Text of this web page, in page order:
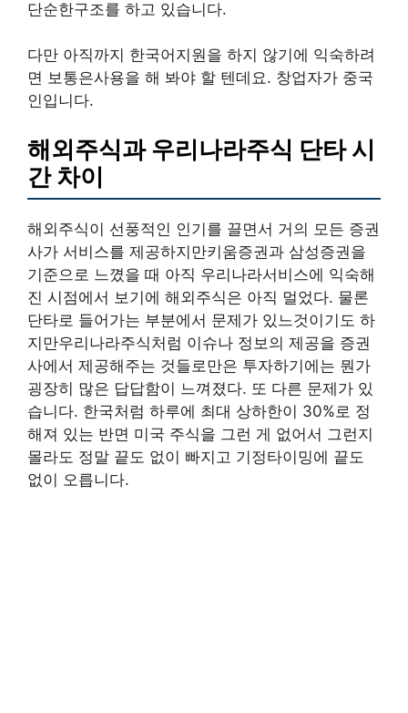
단순한구조를 하고 있습니다.
다만 아직까지 한국어지원을 하지 않기에 익숙하려
면 보통은사용을 해 봐야 할 텐데요. 창업자가 중국
인입니다.
해외주식과 우리나라주식 단타 시
간 차이
해외주식이 선풍적인 인기를 끌면서 거의 모든 증권
사가 서비스를 제공하지만키움증권과 삼성증권을
기준으로 느꼈을 때 아직 우리나라서비스에 익숙해
진 시점에서 보기에 해외주식은 아직 멀었다. 물론
단타로 들어가는 부분에서 문제가 있느것이기도 하
지만우리나라주식처럼 이슈나 정보의 제공을 증권
사에서 제공해주는 것들로만은 투자하기에는 뭔가
굉장히 많은 답답함이 느껴졌다. 또 다른 문제가 있
습니다. 한국처럼 하루에 최대 상하한이 30%로 정
해져 있는 반면 미국 주식을 그런 게 없어서 그런지
몰라도 정말 끝도 없이 빠지고 기정타이밍에 끝도
없이 오릅니다.